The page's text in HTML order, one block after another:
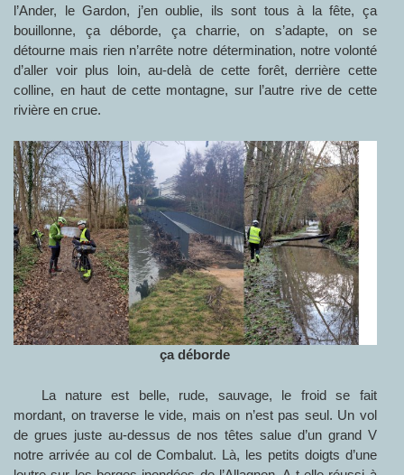
l’Ander, le Gardon, j’en oublie, ils sont tous à la fête, ça
bouillonne, ça déborde, ça charrie, on s’adapte, on se
détourne mais rien n’arrête notre détermination, notre volonté
d’aller voir plus loin, au-delà de cette forêt, derrière cette
colline, en haut de cette montagne, sur l’autre rive de cette
rivière en crue.
ça déborde
La nature est belle, rude, sauvage, le froid se fait
mordant, on traverse le vide, mais on n’est pas seul. Un vol
de grues juste au-dessus de nos têtes salue d’un grand V
notre arrivée au col de Combalut. Là, les petits doigts d’une